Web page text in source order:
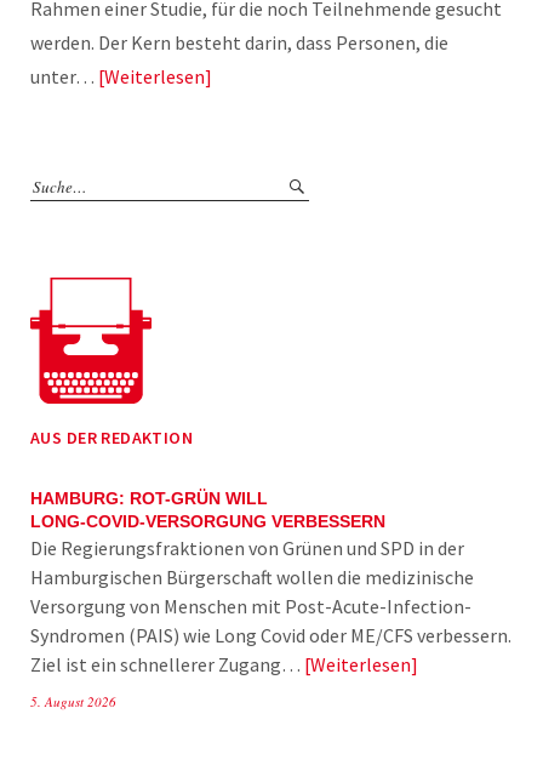
Rahmen einer Studie, für die noch Teilnehmende gesucht
werden. Der Kern besteht darin, dass Personen, die
unter… Weiterlesen
AUS DER REDAKTION
HAMBURG: ROT-GRÜN WILL
LONG-COVID-VERSORGUNG VERBESSERN
Die Regierungsfraktionen von Grünen und SPD in der
Hamburgischen Bürgerschaft wollen die medizinische
Versorgung von Menschen mit Post-Acute-Infection-
Syndromen (PAIS) wie Long Covid oder ME/CFS verbessern.
Ziel ist ein schnellerer Zugang… Weiterlesen
5. August 2026